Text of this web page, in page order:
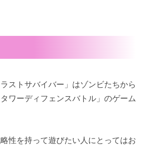
ストサバイバー」はゾンビたちから
ワーディフェンスバトル」のゲーム
性を持って遊びたい人にとってはお